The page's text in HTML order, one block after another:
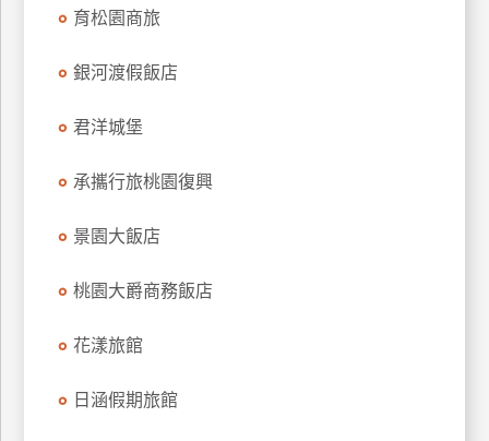
育松園商旅
銀河渡假飯店
君洋城堡
承攜行旅桃園復興
景園大飯店
桃園大爵商務飯店
花漾旅館
日涵假期旅館